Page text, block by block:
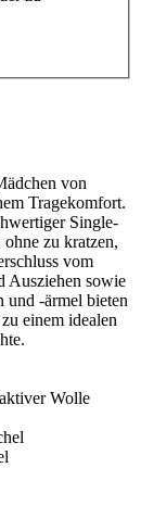
von
Tragekomfort.
Single-
zu kratzen,
vom
Ausziehen sowie
und -ärmel bieten
einem idealen
Wolle